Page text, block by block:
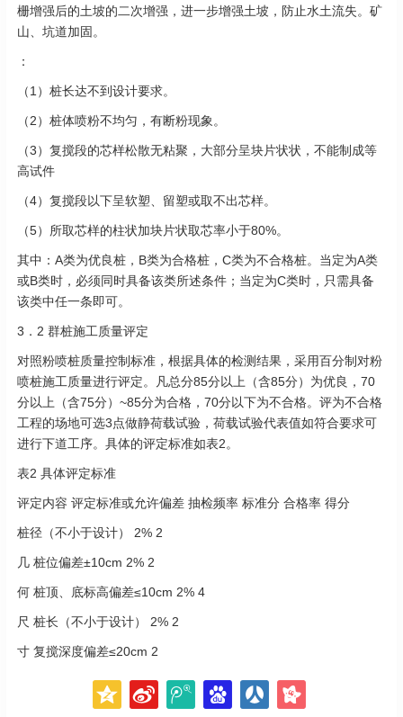
栅增强后的土坡的二次增强，进一步增强土坡，防止水土流失。矿
山、坑道加固。
：
（1）桩长达不到设计要求。
（2）桩体喷粉不均匀，有断粉现象。
（3）复搅段的芯样松散无粘聚，大部分呈块片状状，不能制成等
高试件
（4）复搅段以下呈软塑、留塑或取不出芯样。
（5）所取芯样的柱状加块片状取芯率小于80%。
其中：A类为优良桩，B类为合格桩，C类为不合格桩。当定为A类
或B类时，必须同时具备该类所述条件；当定为C类时，只需具备
该类中任一条即可。
3．2 群桩施工质量评定
对照粉喷桩质量控制标准，根据具体的检测结果，采用百分制对粉
喷桩施工质量进行评定。凡总分85分以上（含85分）为优良，70
分以上（含75分）~85分为合格，70分以下为不合格。评为不合格
工程的场地可选3点做静荷载试验，荷载试验代表值如符合要求可
进行下道工序。具体的评定标准如表2。
表2 具体评定标准
评定内容 评定标准或允许偏差 抽检频率 标准分 合格率 得分
桩径（不小于设计） 2% 2
几 桩位偏差±10cm 2% 2
何 桩顶、底标高偏差≤10cm 2% 4
尺 桩长（不小于设计） 2% 2
寸 复搅深度偏差≤20cm 2